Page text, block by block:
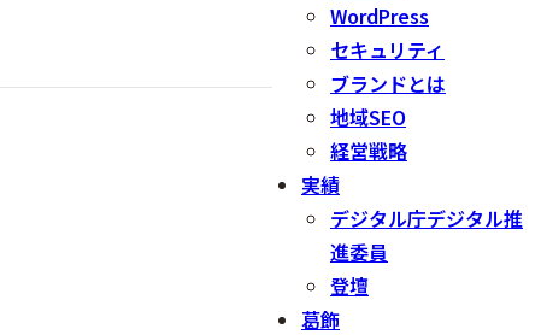
WordPress
セキュリティ
ブランドとは
地域SEO
経営戦略
実績
デジタル庁デジタル推
進委員
登壇
葛飾